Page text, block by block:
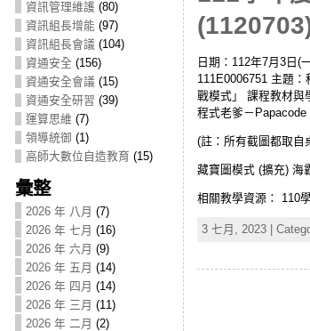
資訊管理維護(80)
資訊組長增能(97)
資訊組長會議 (104)
資通安全 (156)
資通安全會議 (15)
資通安全研習 (39)
運算思維 (7)
領導統御 (1)
高師大數位自造教育 (15)
彙整
2026 年 八月 (7)
2026 年 七月 (16)
2026 年 六月 (9)
2026 年 五月 (14)
2026 年 四月 (14)
2026 年 三月 (11)
2026 年 二月 (2)
日期：112年7月3日(
111E0006751 主題
戰模式」 課程教材與
程式老爹－Papacode
(註：所有截圖都取自
藏寶圖模式 (擴充) 海
相關教學資源： 110
3 七月, 2023 |